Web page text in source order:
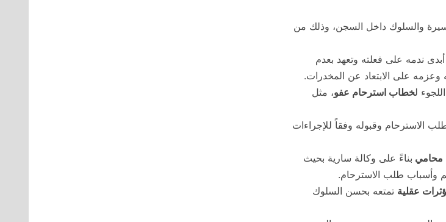
والسلوك داخل السجن، وذلك من
ندمه على فعلته وتعهد بعدم
وعزمه على الابتعاد عن المخدرات.
لخطاب استرحام عفو، مثل
الاسترحام وقبوله وفقاً للإجراءات
محامي بناءً على وكالة سارية بحيث
وأسباب طلب الاسترحام.
عقلية تمتعه بحسن السلوك